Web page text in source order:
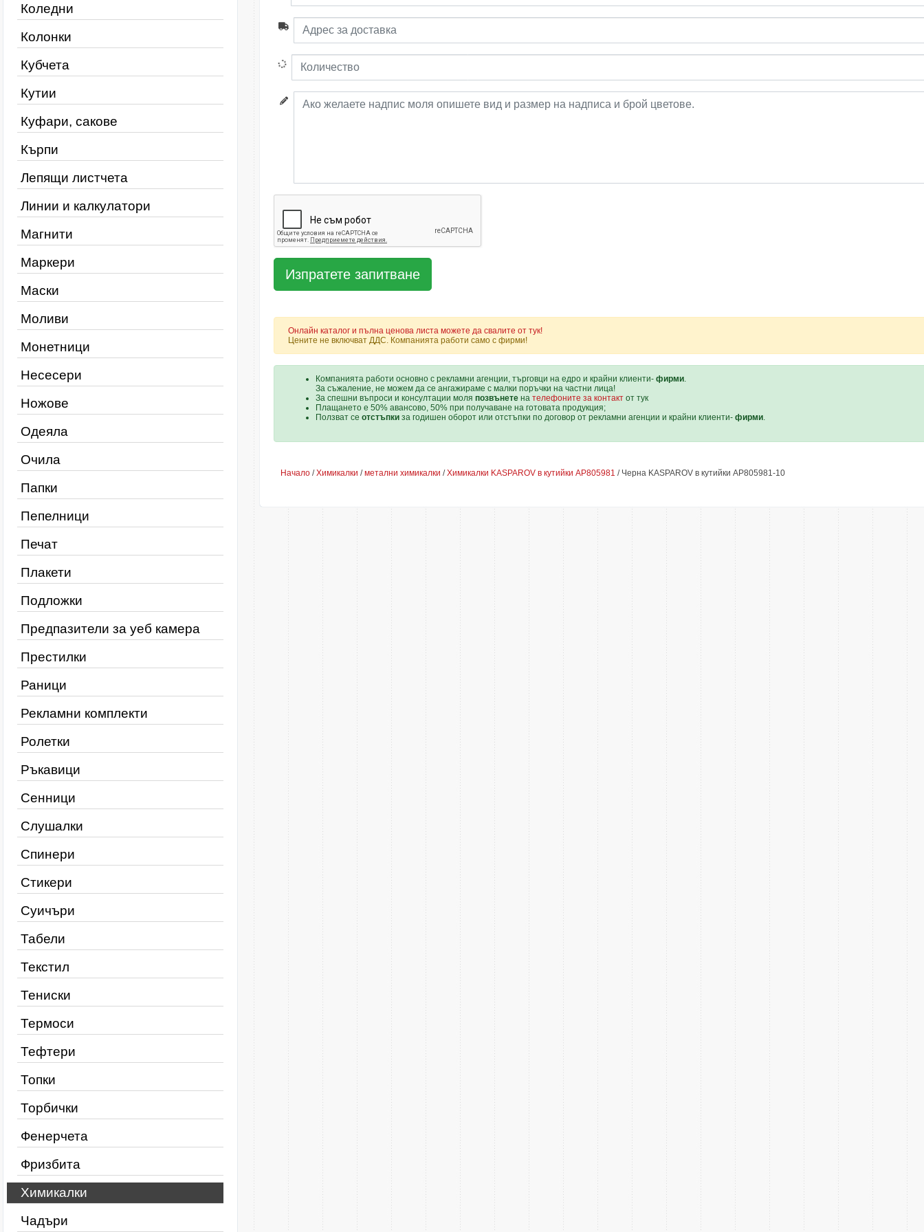
Коледни
Колонки
Кубчета
Кутии
Куфари, сакове
Кърпи
Лепящи листчета
Линии и калкулатори
Магнити
Маркери
Маски
Моливи
Монетници
Несесери
Ножове
Одеяла
Очила
Папки
Пепелници
Печат
Плакети
Подложки
Предпазители за уеб камера
Престилки
Раници
Рекламни комплекти
Ролетки
Ръкавици
Сенници
Слушалки
Спинери
Стикери
Суичъри
Табели
Текстил
Тениски
Термоси
Тефтери
Топки
Торбички
Фенерчета
Фризбита
Химикалки
Чадъри
Онлайн каталог и пълна ценова листа можете да свалите от тук!
Цените не включват ДДС. Компанията работи само с фирми!
Компанията работи основно с рекламни агенции, търговци на едро и крайни клиенти- фирми.
За съжаление, не можем да се ангажираме с малки поръчки на частни лица!
За спешни въпроси и консултации моля позвънете на телефоните за контакт от тук
Плащането е 50% авансово, 50% при получаване на готовата продукция;
Ползват се отстъпки за годишен оборот или отстъпки по договор от рекламни агенции и крайни клиенти- фирми.
Начало /Химикалки /метални химикалки /Химикалки KASPAROV в кутийки AP805981 / Черна KASPAROV в кутийки AP805981-10